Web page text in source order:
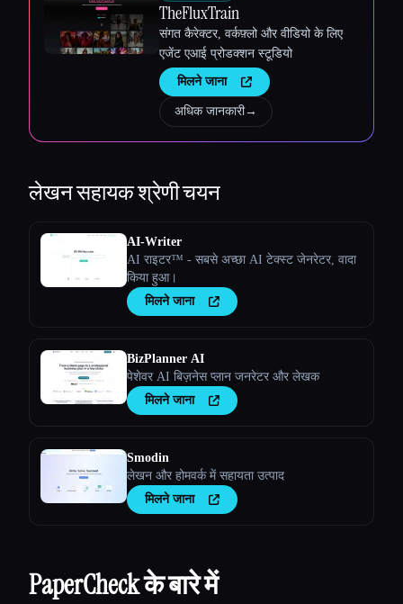
TheFluxTrain
संगत कैरेक्टर, वर्कफ़्लो और वीडियो के लिए
एजेंट एआई प्रोडक्शन स्टूडियो
मिलने जाना
अधिक जानकारी→
लेखन सहायकश्रेणी चयन
AI-Writer
AI राइटर™ - सबसे अच्छा AI टेक्स्ट जेनरेटर, वादा
किया हुआ।
मिलने जाना
BizPlanner AI
पेशेवर AI बिज़नेस प्लान जनरेटर और लेखक
मिलने जाना
Smodin
लेखन और होमवर्क में सहायता उत्पाद
मिलने जाना
PaperCheck के बारे में